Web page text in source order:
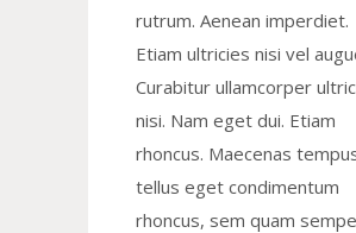
rutrum. Aenean imperdiet.
Etiam ultricies nisi vel
Curabitur ullamcorper
nisi. Nam eget dui. Etiam
rhoncus. Maecenas
tellus eget condimentum
rhoncus, sem quam